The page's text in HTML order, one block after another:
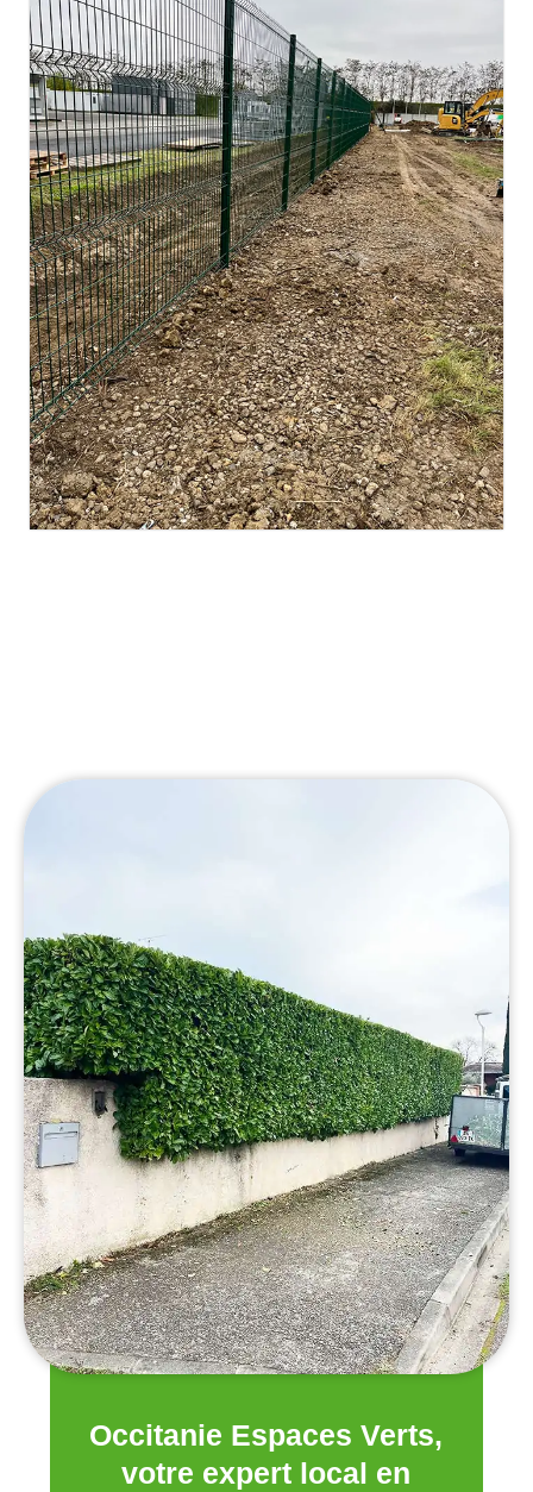
Occitanie Espaces Verts,
votre expert local en